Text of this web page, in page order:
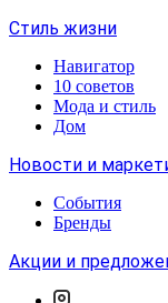
Стиль жизни
Навигатор
10 советов
Мода и стиль
Дом
Новости и
События
Бренды
Акции и